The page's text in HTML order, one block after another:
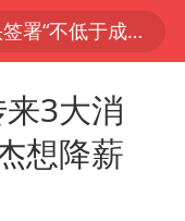
泰国初中生饮弹自尽前开了26枪
毒意味着什么
白海豚
3大消
想降薪